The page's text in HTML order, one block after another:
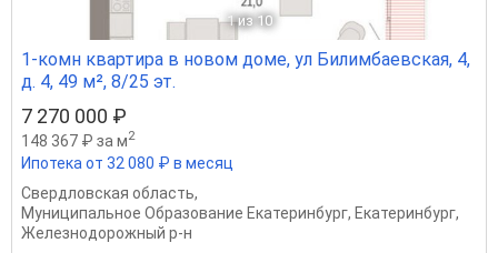
1 из 10
1-комн квартира в новом доме, ул Билимбаевская, 4,
д. 4, 49 м², 8/25 эт.
7 270 000 ₽
148 367 ₽ за м2
Ипотека от 32 080 ₽ в месяц
Свердловская область,
Муниципальное Образование Екатеринбург, Екатеринбург,
Железнодорожный р-н